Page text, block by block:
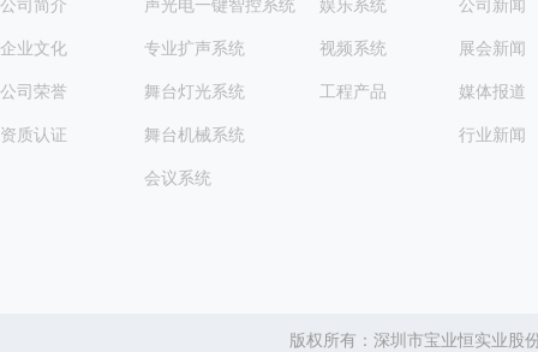
公司简介
企业文化
公司荣誉
资质认证
声光电一键智控系统
专业扩声系统
舞台灯光系统
舞台机械系统
会议系统
娱乐系统
视频系统
工程产品
公司新闻
展会新闻
媒体报道
行业新闻
版权所有：深圳市宝业恒实业